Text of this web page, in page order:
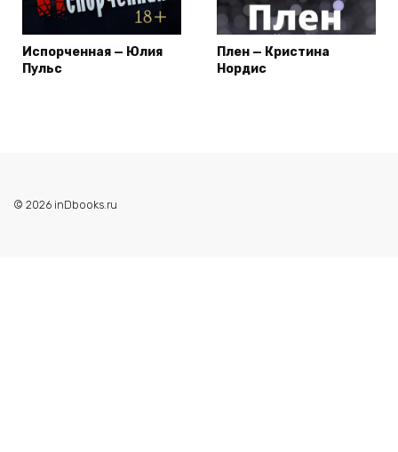
Испорченная — Юлия
Пульс
Плен — Кристина
Нордис
© 2026 inDbooks.ru